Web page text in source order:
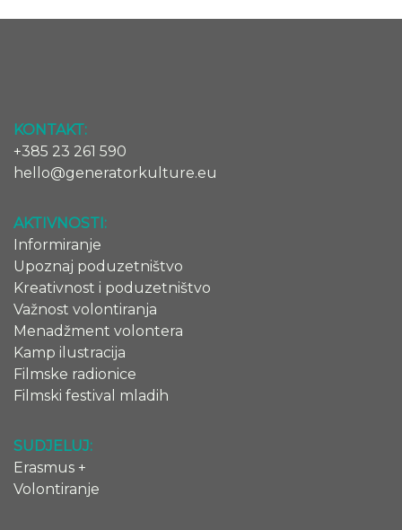
KONTAKT:
+385 23 261 590
hello@generatorkulture.eu
AKTIVNOSTI:
Informiranje
Upoznaj poduzetništvo
Kreativnost i poduzetništvo
Važnost volontiranja
Menadžment volontera
Kamp ilustracija
Filmske radionice
Filmski festival mladih
SUDJELUJ:
Erasmus +
Volontiranje